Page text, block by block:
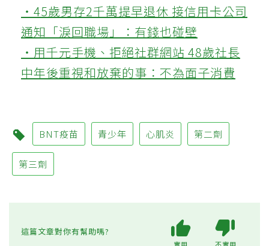
‧45歲男存2千萬提早退休 接信用卡公司
通知「淚回職場」：有錢也碰壁
‧用千元手機、拒絕社群網站 48歲社長
中年後重視和放棄的事：不為面子消費
BNT疫苗 青少年 心肌炎 第二劑
第三劑
這篇文章對你有幫助嗎?